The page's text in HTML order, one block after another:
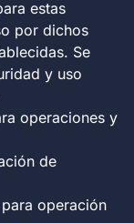
estas
por dichos
Se
y uso
operaciones y
de
operación